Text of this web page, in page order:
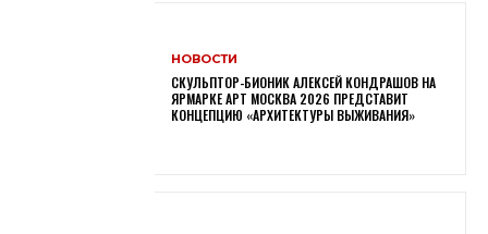
НОВОСТИ
СКУЛЬПТОР-БИОНИК АЛЕКСЕЙ КОНДРАШОВ НА
ЯРМАРКЕ АРТ МОСКВА 2026 ПРЕДСТАВИТ
КОНЦЕПЦИЮ «АРХИТЕКТУРЫ ВЫЖИВАНИЯ»